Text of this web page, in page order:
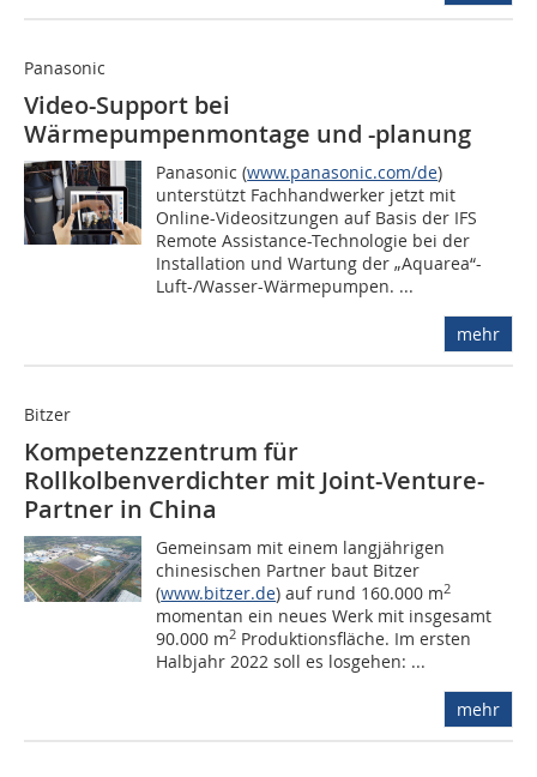
Panasonic
Video-Support bei
Wärmepumpenmontage und -planung
Panasonic (www.panasonic.com/de)
unterstützt Fachhandwerker jetzt mit
Online-Videositzungen auf Basis der IFS
Remote Assistance-Technologie bei der
Installation und Wartung der „Aquarea“-
Luft-/Wasser-Wärmepumpen. ...
mehr
Bitzer
Kompetenzzentrum für
Rollkolbenverdichter mit Joint-Venture-
Partner in China
Gemeinsam mit einem langjährigen
chinesischen Partner baut Bitzer
(www.bitzer.de) auf rund 160.000 m2
momentan ein neues Werk mit insgesamt
90.000 m2 Produktionsfläche. Im ersten
Halbjahr 2022 soll es losgehen: ...
mehr